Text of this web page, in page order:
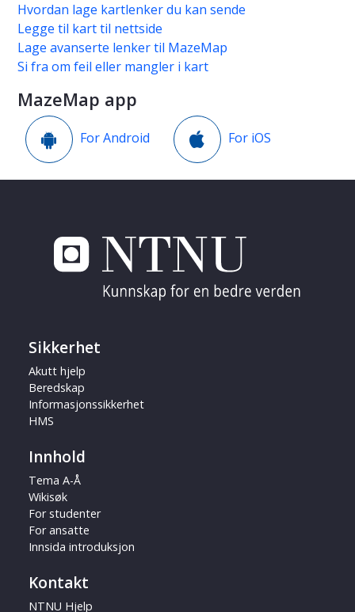
Hvordan lage kartlenker du kan sende
Legge til kart til nettside
Lage avanserte lenker til MazeMap
Si fra om feil eller mangler i kart
MazeMap app
For Android For iOS
Sikkerhet
Akutt hjelp
Beredskap
Informasjonssikkerhet
HMS
Innhold
Tema A-Å
Wikisøk
For studenter
For ansatte
Innsida introduksjon
Kontakt
NTNU Hjelp